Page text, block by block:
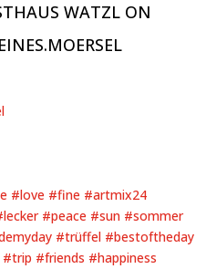
WATZL ON
#love #fine #artmix24
#peace #sun #sommer
#trüffel #bestoftheday
#trip #friends #happiness